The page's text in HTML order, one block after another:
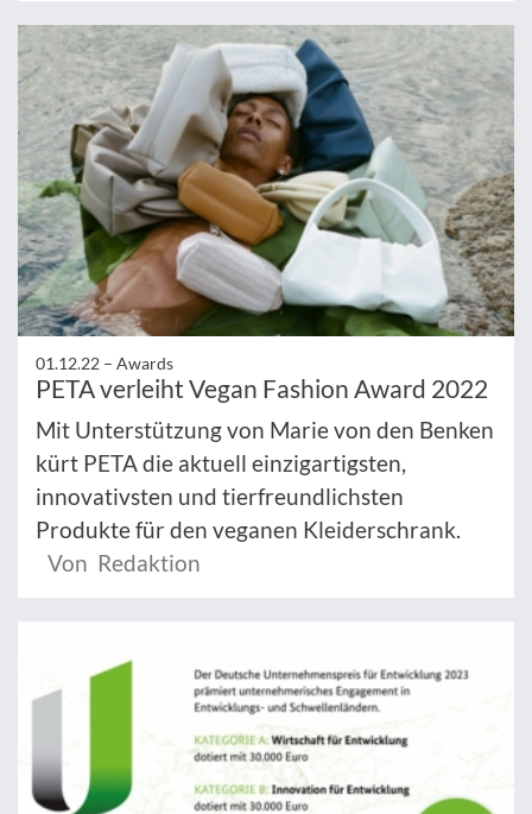
01.12.22 – Awards
PETA verleiht Vegan Fashion Award 2022
Mit Unterstützung von Marie von den Benken
kürt PETA die aktuell einzigartigsten,
innovativsten und tierfreundlichsten
Produkte für den veganen Kleiderschrank.
Von Redaktion